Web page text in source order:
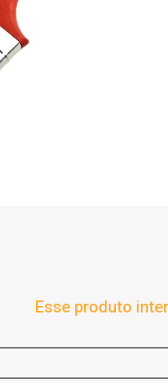
Esse produto